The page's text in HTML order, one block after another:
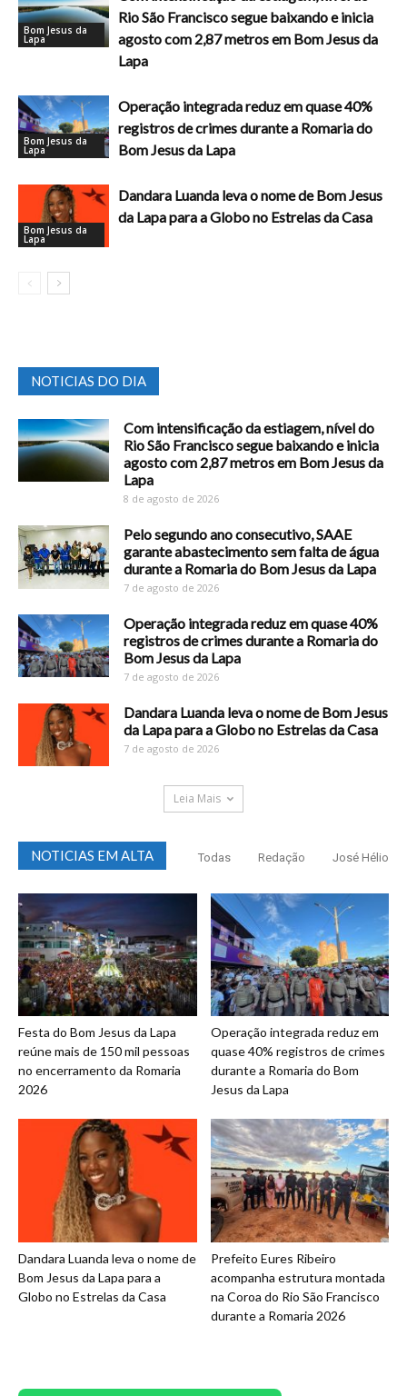
Bom Jesus da
Lapa
Rio São Francisco segue baixando e inicia
agosto com 2,87 metros em Bom Jesus da
Lapa
Bom Jesus da
Lapa
Operação integrada reduz em quase 40%
registros de crimes durante a Romaria do
Bom Jesus da Lapa
Bom Jesus da
Lapa
Dandara Luanda leva o nome de Bom Jesus
da Lapa para a Globo no Estrelas da Casa
NOTICIAS DO DIA
Com intensificação da estiagem, nível do
Rio São Francisco segue baixando e inicia
agosto com 2,87 metros em Bom Jesus da
Lapa
8 de agosto de 2026
Pelo segundo ano consecutivo, SAAE
garante abastecimento sem falta de água
durante a Romaria do Bom Jesus da Lapa
7 de agosto de 2026
Operação integrada reduz em quase 40%
registros de crimes durante a Romaria do
Bom Jesus da Lapa
7 de agosto de 2026
Dandara Luanda leva o nome de Bom Jesus
da Lapa para a Globo no Estrelas da Casa
7 de agosto de 2026
Leia Mais
NOTICIAS EM ALTA Todas Redação José Hélio
Festa do Bom Jesus da Lapa
reúne mais de 150 mil pessoas
no encerramento da Romaria
2026
Operação integrada reduz em
quase 40% registros de crimes
durante a Romaria do Bom
Jesus da Lapa
Dandara Luanda leva o nome de
Bom Jesus da Lapa para a
Globo no Estrelas da Casa
Prefeito Eures Ribeiro
acompanha estrutura montada
na Coroa do Rio São Francisco
durante a Romaria 2026